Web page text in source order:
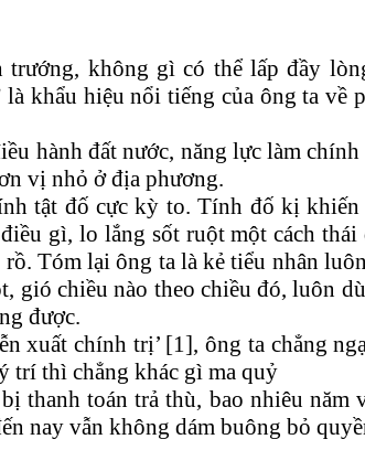
không gì có thể lấp đầy
là khẩu hiệu nổi tiếng của ông ta về
hành đất nước, năng lực làm chính
vị nhỏ ở địa phương.
tật đố cực kỳ to. Tính đố kị khiến
gì, lo lắng sốt ruột một cách thái
Tóm lại ông ta là kẻ tiểu nhân
gió chiều nào theo chiều đó, luôn
được.
xuất chính trị’ [1], ông ta chẳng
trí thì chẳng khác gì ma quỷ
thanh toán trả thù, bao nhiêu năm
nay vẫn không dám buông bỏ